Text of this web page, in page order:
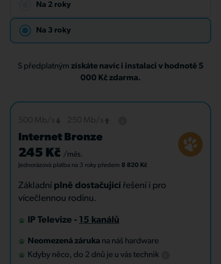
Na 2 roky
Na 3 roky
S předplatným získáte navíc i instalaci v hodnotě 5
000 Kč zdarma.
Internet Bronze
245 Kč /měs.
Jednorázová platba na 3 roky předem 8 820 Kč
Základní plně dostačující řešení i pro
vícečlennou rodinu.
IP Televize - 15 kanálů
Neomezená záruka na náš hardware
Kdyby něco, do 2 dnů je u vás technik